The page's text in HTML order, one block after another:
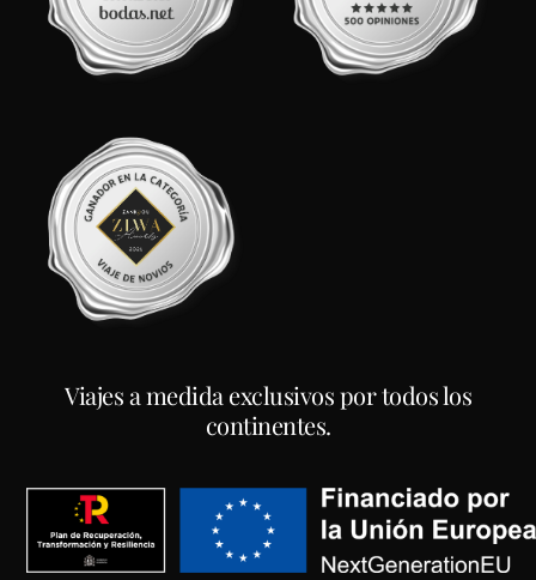
Viajes a medida exclusivos por todos los
continentes.